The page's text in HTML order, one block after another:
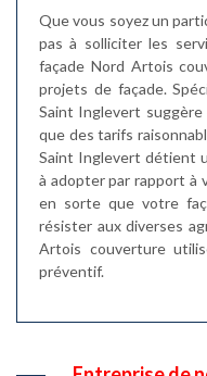
Que vous soyez un
pas à solliciter les
façade Nord Artois
projets de façade.
Saint Inglevert
que des tarifs
Saint Inglevert détient
à adopter par rapport à
en sorte que votre
résister aux diverses
Artois couverture
préventif.